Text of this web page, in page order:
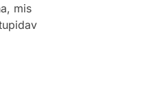
mis